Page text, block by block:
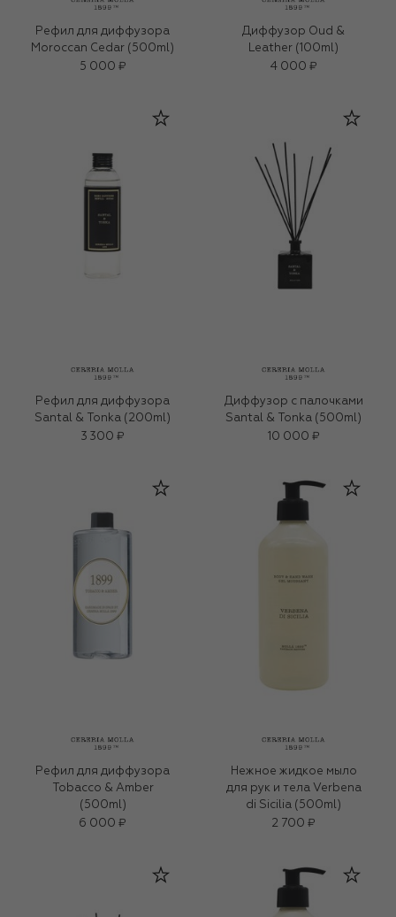
Рефил для диффузора
Moroccan Cedar (500ml)
5 000 ₽
Диффузор Oud &
Leather (100ml)
4 000 ₽
Рефил для диффузора
Santal & Tonka (200ml)
3 300 ₽
Диффузор с палочками
Santal & Tonka (500ml)
10 000 ₽
Рефил для диффузора
Tobacco & Amber
(500ml)
6 000 ₽
Нежное жидкое мыло
для рук и тела Verbena
di Sicilia (500ml)
2 700 ₽